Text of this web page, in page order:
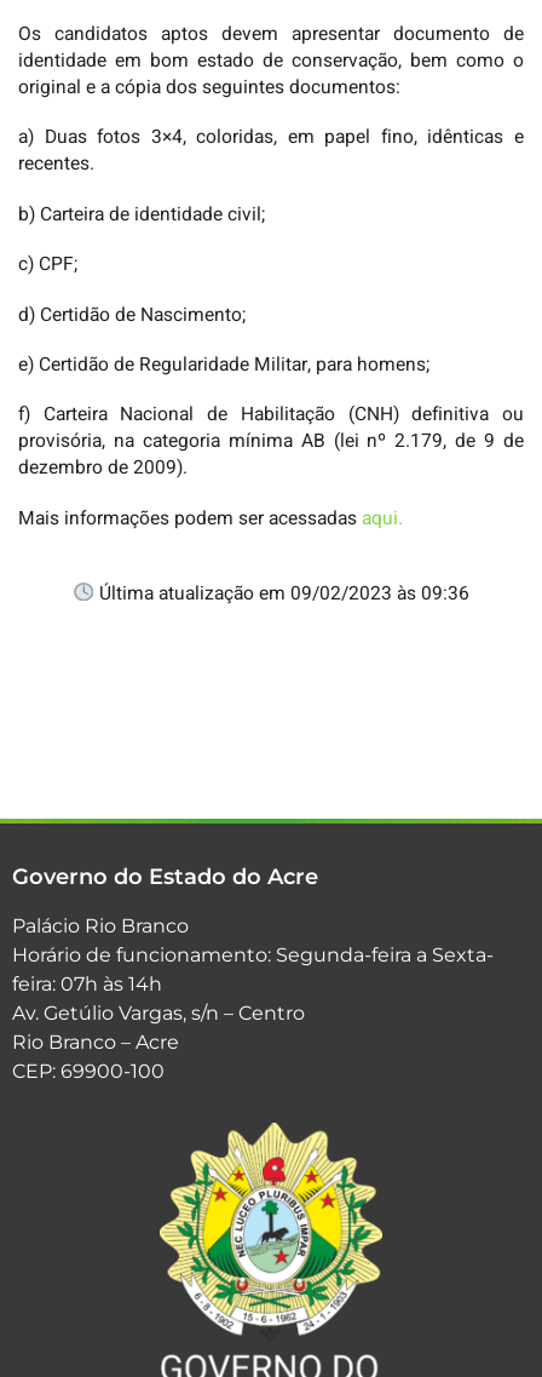
Os candidatos aptos devem apresentar documento de
identidade em bom estado de conservação, bem como o
original e a cópia dos seguintes documentos:
a) Duas fotos 3×4, coloridas, em papel fino, idênticas e
recentes.
b) Carteira de identidade civil;
c) CPF;
d) Certidão de Nascimento;
e) Certidão de Regularidade Militar, para homens;
f) Carteira Nacional de Habilitação (CNH) definitiva ou
provisória, na categoria mínima AB (lei nº 2.179, de 9 de
dezembro de 2009).
Mais informações podem ser acessadas aqui.
Última atualização em 09/02/2023 às 09:36
Governo do Estado do Acre
Palácio Rio Branco
Horário de funcionamento: Segunda-feira a Sexta-
feira: 07h às 14h
Av. Getúlio Vargas, s/n – Centro
Rio Branco – Acre
CEP: 69900-100